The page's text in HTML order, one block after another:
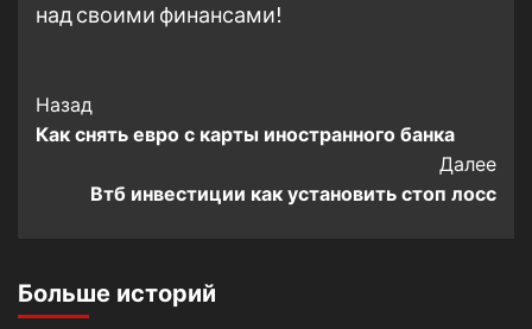
над своими финансами!
Post
Navigation
Назад
Как снять евро с карты иностранного банка
Далее
Втб инвестиции как установить стоп лосс
Больше историй